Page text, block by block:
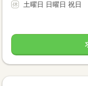
土曜日 日曜日 祝日